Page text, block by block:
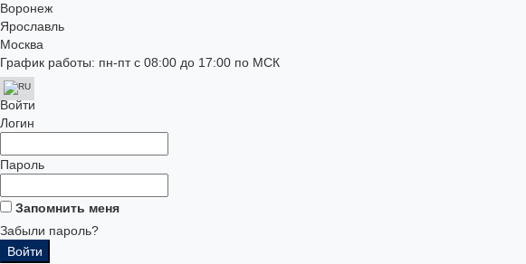
Воронеж
Ярославль
Москва
График работы: пн-пт с 08:00 до 17:00 по МСК
Войти
Логин
Пароль
Запомнить меня
Забыли пароль?